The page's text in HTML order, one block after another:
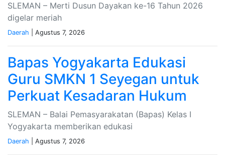
SLEMAN – Merti Dusun Dayakan ke-16 Tahun 2026
digelar meriah
Daerah | Agustus 7, 2026
Bapas Yogyakarta Edukasi
Guru SMKN 1 Seyegan untuk
Perkuat Kesadaran Hukum
SLEMAN – Balai Pemasyarakatan (Bapas) Kelas I
Yogyakarta memberikan edukasi
Daerah | Agustus 7, 2026